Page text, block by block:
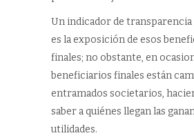
Un indicador de
es la exposición de esos
finales; no obstante, en
beneficiarios finales están
entramados societarios,
saber a quiénes llegan las
utilidades.